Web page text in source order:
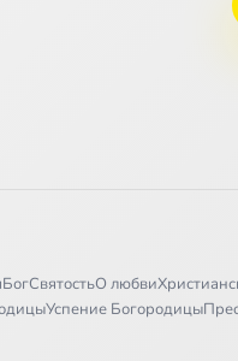
БогСвятостьО любви
Успение Богородицы